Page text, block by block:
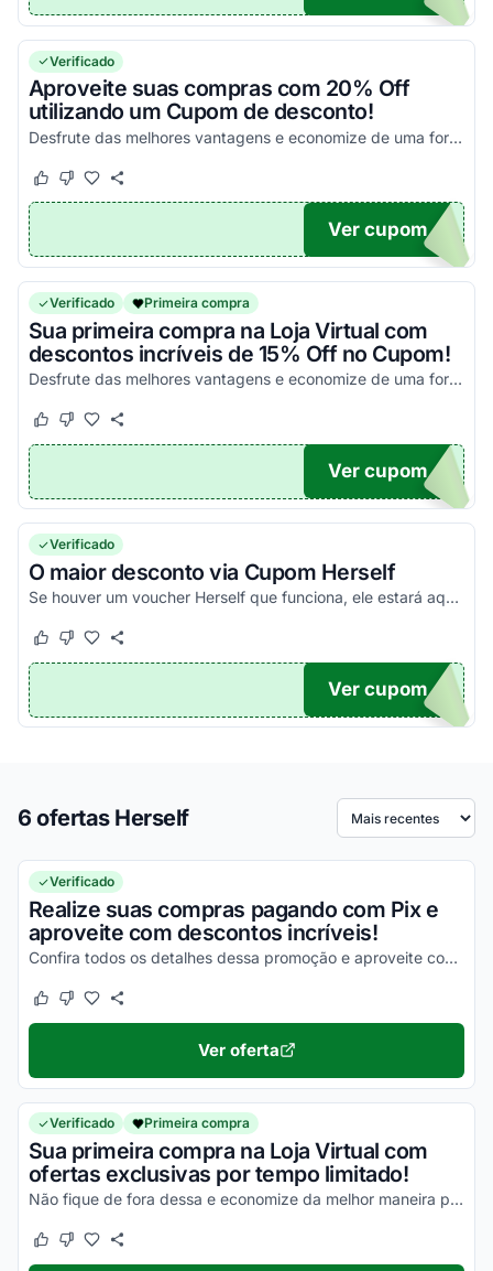
Verificado
Aproveite suas compras com 20% Off
utilizando um Cupom de desconto!
Desfrute das melhores vantagens e economize de uma forma simples nas suas compras!
Este cupom funcionou
Este cupom não funcionou
F20
Ver cupom
Verificado Primeira compra
Sua primeira compra na Loja Virtual com
descontos incríveis de 15% Off no Cupom!
Desfrute das melhores vantagens e economize de uma forma simples nas suas compras!
Este cupom funcionou
Este cupom não funcionou
SELF
Ver cupom
Verificado
O maior desconto via Cupom Herself
Se houver um voucher Herself que funciona, ele estará aqui no Agora Cupom. Pegue o código promocional e poupe agora!
Este cupom funcionou
Este cupom não funcionou
TICO
Ver cupom
6 ofertas Herself Ordenar por
Verificado
Realize suas compras pagando com Pix e
aproveite com descontos incríveis!
Confira todos os detalhes dessa promoção e aproveite com as melhores vantagens!
Este cupom funcionou
Este cupom não funcionou
Ver oferta
Verificado Primeira compra
Sua primeira compra na Loja Virtual com
ofertas exclusivas por tempo limitado!
Não fique de fora dessa e economize da melhor maneira possível!
Este cupom funcionou
Este cupom não funcionou